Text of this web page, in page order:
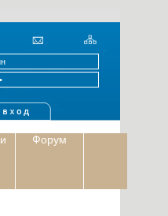
Форум